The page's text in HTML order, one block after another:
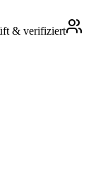
& verifiziert